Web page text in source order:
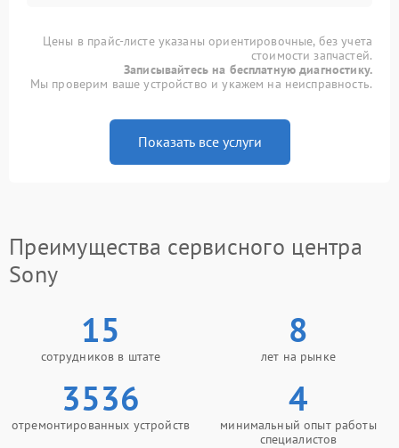
Цены в прайс-листе указаны ориентировочные, без учета
стоимости запчастей.
Записывайтесь на бесплатную диагностику.
Мы проверим ваше устройство и укажем на неисправность.
Показать все услуги
Преимущества сервисного центра
Sony
15
сотрудников в штате
8
лет на рынке
3536
отремонтированных устройств
4
минимальный опыт работы
специалистов